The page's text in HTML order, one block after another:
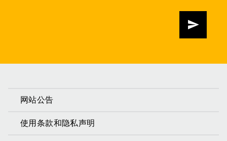
发送
网站公告
使用条款和隐私声明